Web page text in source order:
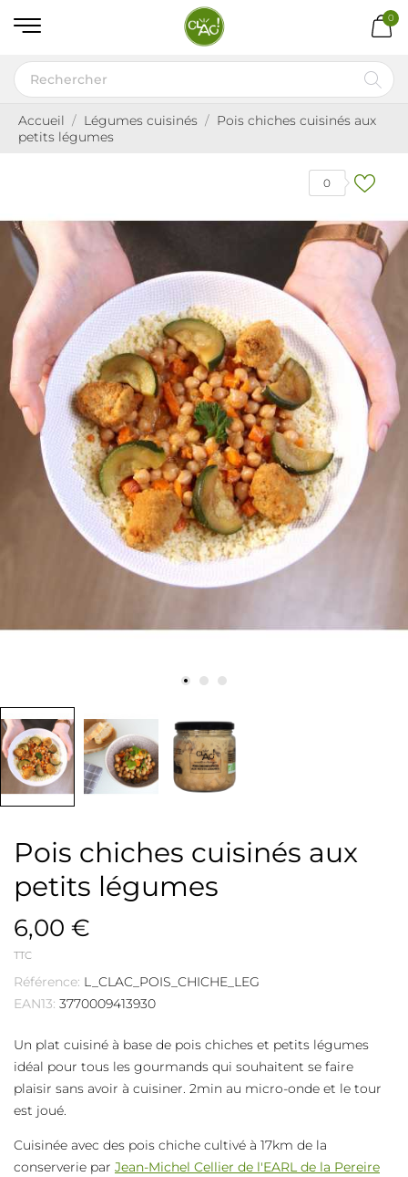
0
Accueil Légumes cuisinés
Pois chiches cuisinés aux
petits légumes
0
Pois chiches cuisinés aux
petits légumes
6,00 €
TTC
Référence: L_CLAC_POIS_CHICHE_LEG
EAN13: 3770009413930
Un plat cuisiné à base de pois chiches et petits légumes
idéal pour tous les gourmands qui souhaitent se faire
plaisir sans avoir à cuisiner. 2min au micro-onde et le tour
est joué.
Cuisinée avec des pois chiche cultivé à 17km de la
conserverie par Jean-Michel Cellier de l'EARL de la Pereire